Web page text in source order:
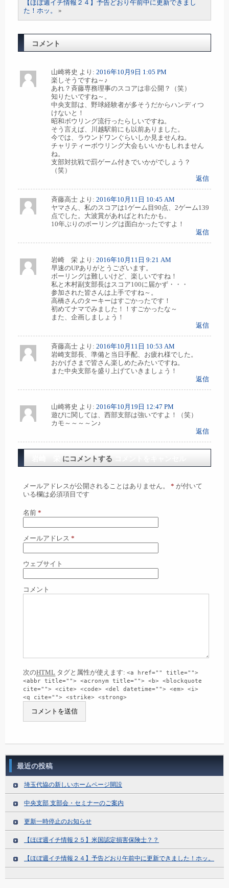
【ほぼ週イチ情報２４】予告どおり午前中に更新できまし
た！ホッ。
»
コメント
山崎将史 より: 2016年10月9日 1:05 PM
楽しそうですね～♪
あれ？斉藤専務理事のスコアは非公開？（笑）
知りたいですね～。
中央支部は、野球経験者が多そうだからハンディつ
けないと！
昭和ボウリング流行ったらしいですね。
そう言えば、川越駅前にも以前ありました。
今では、ラウンドワンぐらいしか見ませんね。
チャリティーボウリング大会もいいかもしれません
ね。
支部対抗戦で罰ゲーム付きでいかがでしょう？
（笑）
返信
斉藤高士 より: 2016年10月11日 10:45 AM
ヤマさん、私のスコアは1ゲーム目90点、2ゲーム139
点でした。大波賞があればとれたかも。
10年ぶりのボーリングは面白かったですよ！
返信
岩崎 栄 より: 2016年10月11日 9:21 AM
早速のUPありがとうございます。
ボーリングは難しいけど、楽しいですね！
私と木村副支部長はスコア100に届かず・・・
参加された皆さんは上手ですね～。
高橋さんのターキーはすごかったです！
初めてナマでみました！！すごかったな～
また、企画しましょう！
返信
斉藤高士 より: 2016年10月11日 10:53 AM
岩崎支部長、準備と当日手配、お疲れ様でした。
おかげさまで皆さん楽しめたみたいですね。
また中央支部を盛り上げていきましょう！
返信
山崎将史 より: 2016年10月19日 12:47 PM
遊びに関しては、西部支部は強いですよ！（笑）
カモ～～～～ン♪
返信
にコメントする
メールアドレスが公開されることはありません。 * が付いて
いる欄は必須項目です
名前 *
メールアドレス *
ウェブサイト
コメント
次のHTML タグと属性が使えます: <a href="" title="">
<abbr title=""> <acronym title=""> <b> <blockquote
cite=""> <cite> <code> <del datetime=""> <em> <i>
<q cite=""> <strike> <strong>
最近の投稿
埼玉代協の新しいホームページ開設
中央支部 支部会・セミナーのご案内
更新一時停止のお知らせ
【ほぼ週イチ情報２５】米国認定損害保険士？？
【ほぼ週イチ情報２４】予告どおり午前中に更新できました！ホッ。